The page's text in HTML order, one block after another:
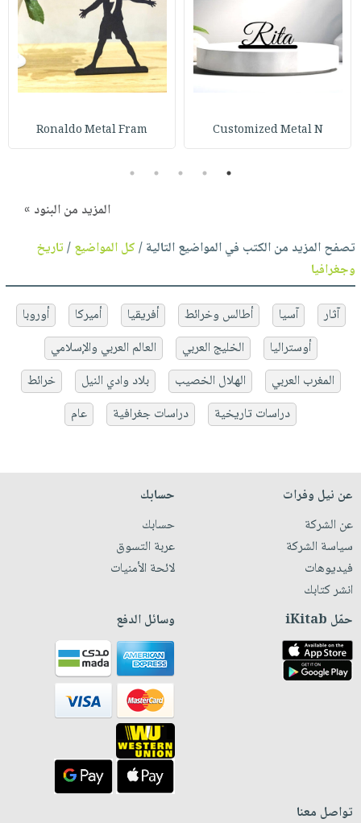
Customized Metal N
Ronaldo Metal Fram
1
2
3
4
5
المزيد من البنود »
تصفح المزيد من الكتب في المواضيع التالية /كل المواضيع/تاريخ
وجغرافيا
آثار آسيا أطالس وخرائط أفريقيا أميركا
أوروبا
أوستراليا
الخليج العربي
العالم العربي والإسلامي
المغرب العربي
الهلال الخصيب بلاد وادي النيل
خرائط
دراسات تاريخية
دراسات جغرافية عام
عن نيل وفرات
عن الشركة
سياسة الشركة
فيديوهات
انشر كتابك
حسابك
حسابك
عربة التسوق
لائحة الأمنيات
حمّل iKitab وسائل الدفع
تواصل معنا